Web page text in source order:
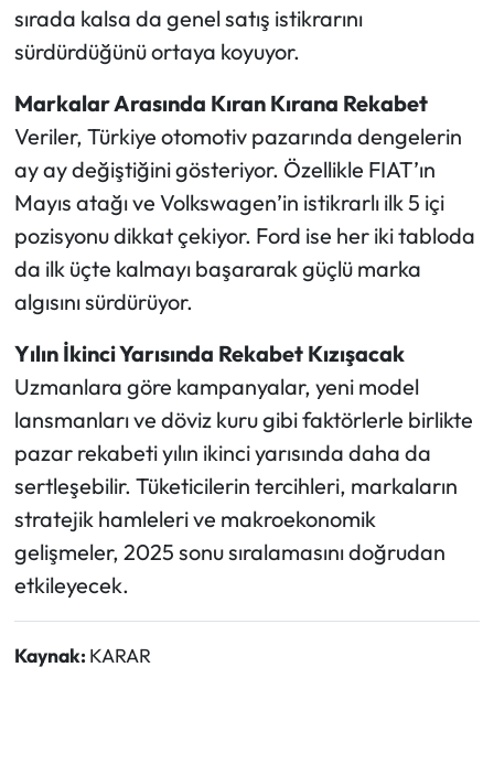
sırada kalsa da genel satış istikrarını
sürdürdüğünü ortaya koyuyor.
Markalar Arasında Kıran Kırana Rekabet
Veriler, Türkiye otomotiv pazarında dengelerin
ay ay değiştiğini gösteriyor. Özellikle FIAT’ın
Mayıs atağı ve Volkswagen’in istikrarlı ilk 5 içi
pozisyonu dikkat çekiyor. Ford ise her iki tabloda
da ilk üçte kalmayı başararak güçlü marka
algısını sürdürüyor.
Yılın İkinci Yarısında Rekabet Kızışacak
Uzmanlara göre kampanyalar, yeni model
lansmanları ve döviz kuru gibi faktörlerle birlikte
pazar rekabeti yılın ikinci yarısında daha da
sertleşebilir. Tüketicilerin tercihleri, markaların
stratejik hamleleri ve makroekonomik
gelişmeler, 2025 sonu sıralamasını doğrudan
etkileyecek.
Kaynak: KARAR